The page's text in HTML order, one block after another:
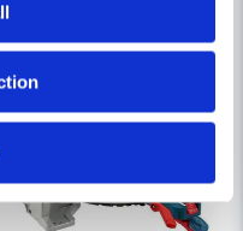
VI har gjort lite
förtydliga detta 👍